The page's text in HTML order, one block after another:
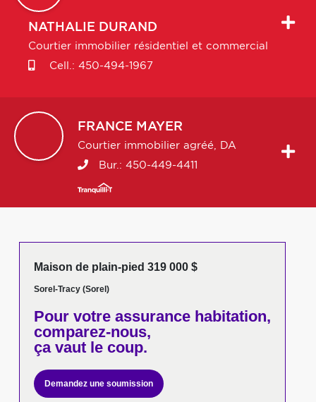
NATHALIE DURAND
Courtier immobilier résidentiel et commercial
Cell.: 450-494-1967
FRANCE MAYER
Courtier immobilier agréé, DA
Bur.: 450-449-4411
Maison de plain-pied 319 000 $
Sorel-Tracy (Sorel)
Pour votreassurance habitation,
comparez-nous,
ça vaut le coup.
Demandez une soumission